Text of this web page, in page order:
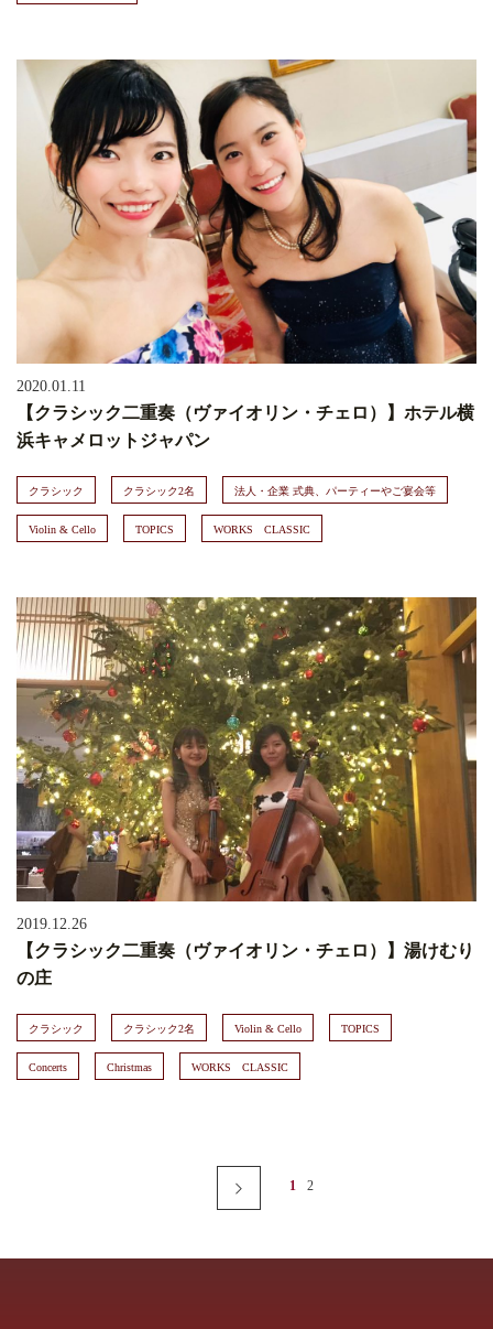
2020.01.11
【クラシック二重奏（ヴァイオリン・チェロ）】ホテル横
浜キャメロットジャパン
クラシック クラシック2名 法人・企業 式典、パーティーやご宴会等
Violin & Cello TOPICS WORKS CLASSIC
2019.12.26
【クラシック二重奏（ヴァイオリン・チェロ）】湯けむり
の庄
クラシック クラシック2名 Violin & Cello TOPICS
Concerts Christmas WORKS CLASSIC
1 2